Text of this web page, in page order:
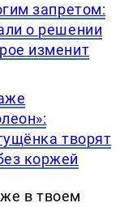
запретом:
о решении
изменит
творят
коржей
в твоем